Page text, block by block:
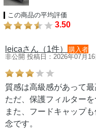
この商品の平均評価
3.50
leicaさん（1件）
購入者
非公開 投稿日：2026年07月16
質感は高級感があって最
ただ、保護フィルター
また、フードキャップ
念です。